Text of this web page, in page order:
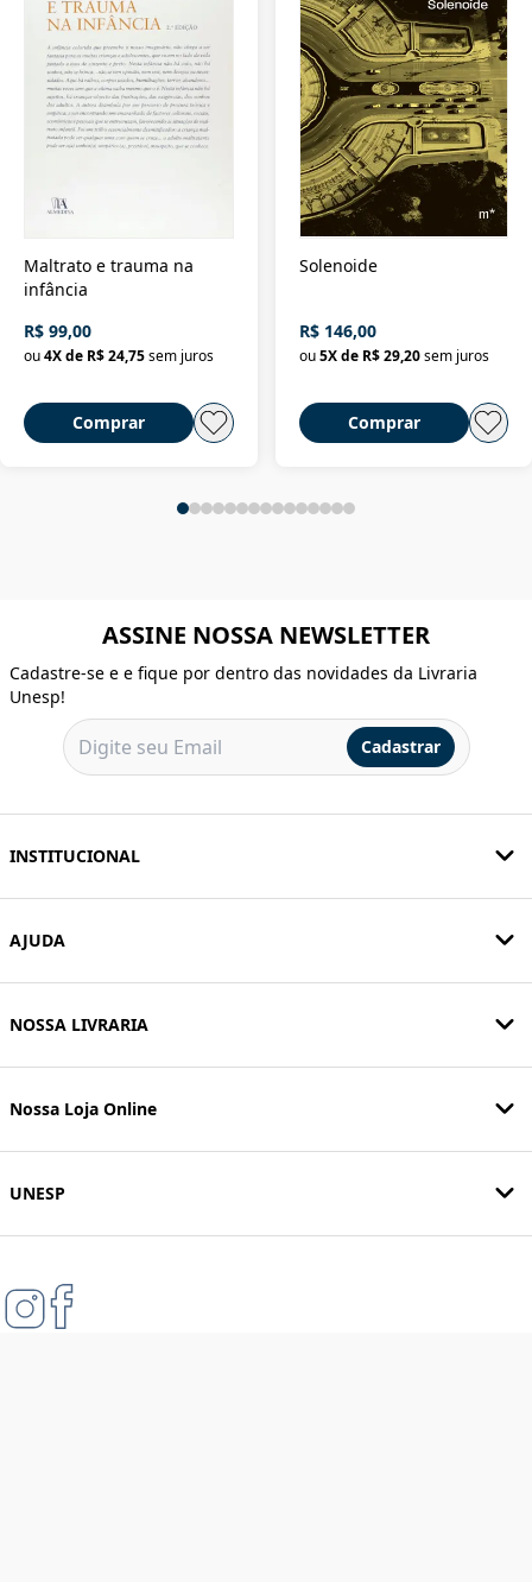
Maltrato e trauma na
infância
R$ 99,00
ou4X de R$ 24,75sem juros
Comprar
Solenoide
R$ 146,00
ou 5X de R$ 29,20 sem juros
Comprar
ASSINE NOSSA NEWSLETTER
Cadastre-se e e fique por dentro das novidades da Livraria
Unesp!
Cadastrar
INSTITUCIONAL
AJUDA
NOSSA LIVRARIA
Nossa Loja Online
UNESP